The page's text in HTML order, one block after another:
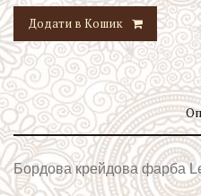
Додати в Кошик
Бордова крейдова фарба